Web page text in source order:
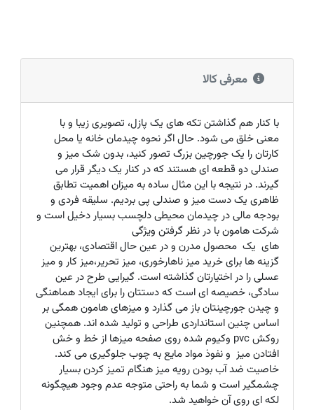
معرفی کالا
با کنار هم گذاشتن تکه های یک پازل، تصویری زیبا و با
معنی خلق می شود. حال اگر نحوه چیدمان خانه یا محل
کارتان را یک جورچین بزرگ تصور کنید، بدون شک میز و
صندلی دو قطعه ای هستند که در کنار یک دیگر قرار می
گیرند. در نتیجه با این مثال ساده به میزان اهمیت تطابق
ظاهری یک دست میز و صندلی پی بردیم. سلیقه فردی و
بودجه مالی در چیدمان محیطی دلچسب بسیار دخیل است و
شرکت هامون با در نظر گرفتن ویژگی
های یک محصول مدرن و در عین حال اقتصادی، بهترین
گزینه ها برای خرید میز ناهارخوری، میز تحریر،میز کار و میز
عسلی را در اختیارتان گذاشته است. گیرایی طرح در عین
سادگی، خصیصه ای است که دستتان را برای ایجاد هماهنگی
و چیدن جورچینتان باز می گذارد و میزهای هامون همگی بر
اساس چنین استانداردی طراحی و تولید شده اند. همچنین
روکش pvc وکیوم شده روی صفحه میزها از خط و خش
افتادن میز و نفوذ مواد مایع به چوب جلوگیری می کند.
خاصیت ضد آب بودن رویه میز هنگام تمیز کردن بسیار
چشمگیر است و شما به راحتی متوجه عدم وجود هیچگونه
لکه ای روی آن خواهید شد.